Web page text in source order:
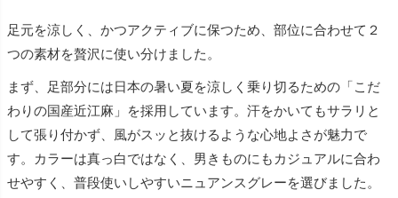
足元を涼しく、かつアクティブに保つため、部位に合わせて２
つの素材を贅沢に使い分けました。
まず、足部分には日本の暑い夏を涼しく乗り切るための「こだ
わりの国産近江麻」を採用しています。汗をかいてもサラリと
して張り付かず、風がスッと抜けるような心地よさが魅力で
す。カラーは真っ白ではなく、男きものにもカジュアルに合わ
せやすく、普段使いしやすいニュアンスグレーを選びました。